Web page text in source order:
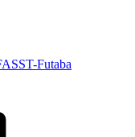
Futaba